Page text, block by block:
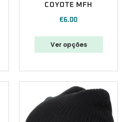
COYOTE MFH
€6.00
Ver opções